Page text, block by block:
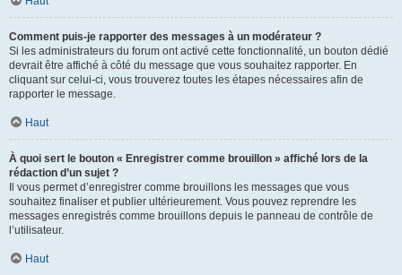
Comment puis-je rapporter des messages à un modérateur ?
Si les administrateurs du forum ont activé cette fonctionnalité, un bouton dédié
devrait être affiché à côté du message que vous souhaitez rapporter. En
cliquant sur celui-ci, vous trouverez toutes les étapes nécessaires afin de
rapporter le message.
Haut
À quoi sert le bouton « Enregistrer comme brouillon » affiché lors de la
rédaction d’un sujet ?
Il vous permet d’enregistrer comme brouillons les messages que vous
souhaitez finaliser et publier ultérieurement. Vous pouvez reprendre les
messages enregistrés comme brouillons depuis le panneau de contrôle de
l’utilisateur.
Haut